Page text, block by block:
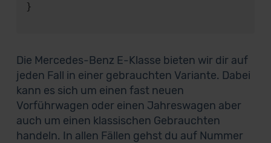
}
Die Mercedes-Benz E-Klasse bieten wir dir auf
jeden Fall in einer gebrauchten Variante. Dabei
kann es sich um einen fast neuen
Vorführwagen oder einen Jahreswagen aber
auch um einen klassischen Gebrauchten
handeln. In allen Fällen gehst du auf Nummer